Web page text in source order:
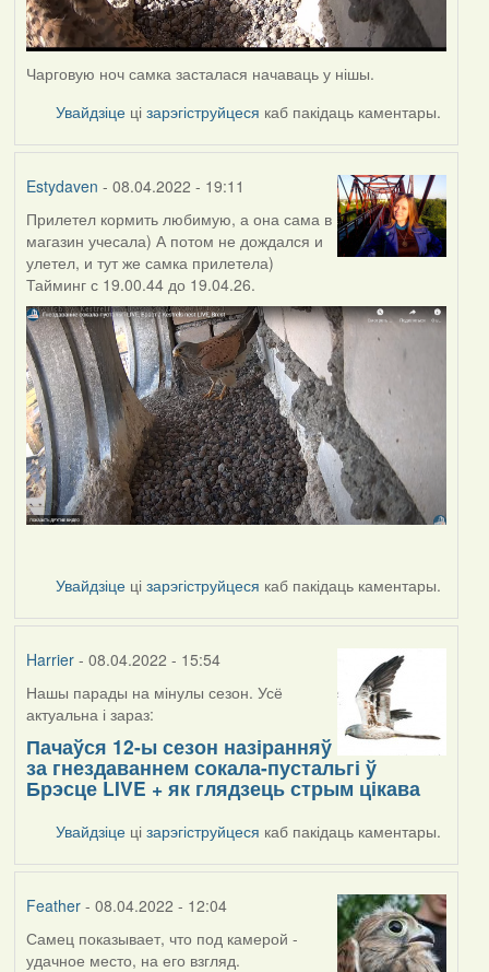
Чарговую ноч самка засталася начаваць у нішы.
Увайдзіце цізарэгіструйцеся каб пакідаць каментары.
Estydaven - 08.04.2022 - 19:11
Прилетел кормить любимую, а она сама в
магазин учесала) А потом не дождался и
улетел, и тут же самка прилетела)
Тайминг с 19.00.44 до 19.04.26.
Увайдзіце цізарэгіструйцеся каб пакідаць каментары.
Harrier- 08.04.2022 - 15:54
Нашы парады на мінулы сезон. Усё
актуальна і зараз:
Пачаўся 12-ы сезон назіранняў
за гнездаваннем сокала-пустальгі ў
Брэсце LIVE + як глядзець стрым цікава
Увайдзіце цізарэгіструйцеся каб пакідаць каментары.
Feather- 08.04.2022 - 12:04
Самец показывает, что под камерой -
удачное место, на его взгляд.